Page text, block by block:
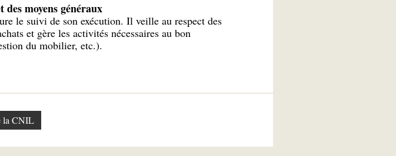
moyens généraux
le suivi de son exécution. Il veille au respect des
et gère les activités nécessaires au bon
du mobilier, etc.).
la CNIL